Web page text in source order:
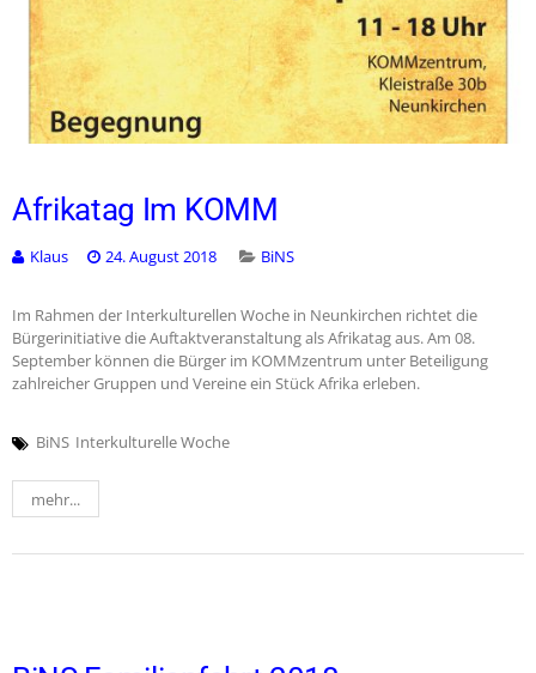
Afrikatag Im KOMM
Klaus 24. August 2018 BiNS
Im Rahmen der Interkulturellen Woche in Neunkirchen richtet die
Bürgerinitiative die Auftaktveranstaltung als Afrikatag aus. Am 08.
September können die Bürger im KOMMzentrum unter Beteiligung
zahlreicher Gruppen und Vereine ein Stück Afrika erleben.
BiNS Interkulturelle Woche
mehr...